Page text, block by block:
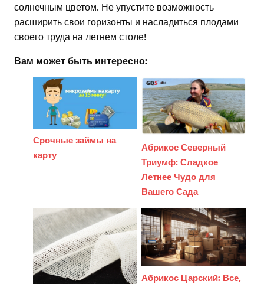
солнечным цветом. Не упустите возможность
расширить свои горизонты и насладиться плодами
своего труда на летнем столе!
Вам может быть интересно:
Срочные займы на
карту
Абрикос Северный
Триумф: Сладкое
Летнее Чудо для
Вашего Сада
Абрикос Царский: Все,